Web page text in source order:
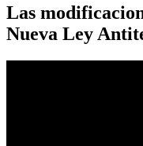
Las
Nueva Ley